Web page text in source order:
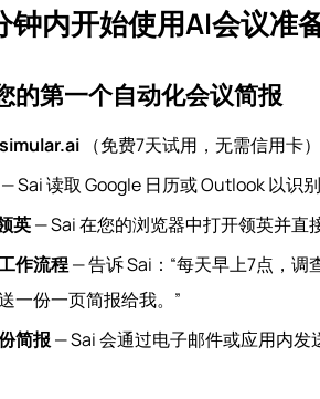
钟内开始使用AI会议准
的第一个自动化会议简报
simular.ai （免费7天试用，无需信用卡）
— Sai 读取 Google 日历或 Outlook 以识
英— Sai 在您的浏览器中打开领英并直
作流程— 告诉 Sai：“每天早上7点，
一份一页简报给我。”
简报— Sai 会通过电子邮件或应用内